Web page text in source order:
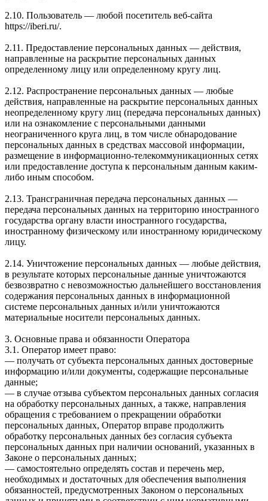
2.10. Пользователь — любой посетитель веб-сайта
https://iberi.ru/.
2.11. Предоставление персональных данных — действия,
направленные на раскрытие персональных данных
определенному лицу или определенному кругу лиц.
2.12. Распространение персональных данных — любые
действия, направленные на раскрытие персональных данных
неопределенному кругу лиц (передача персональных данных)
или на ознакомление с персональными данными
неограниченного круга лиц, в том числе обнародование
персональных данных в средствах массовой информации,
размещение в информационно-телекоммуникационных сетях
или предоставление доступа к персональным данным каким-
либо иным способом.
2.13. Трансграничная передача персональных данных —
передача персональных данных на территорию иностранного
государства органу власти иностранного государства,
иностранному физическому или иностранному юридическому
лицу.
2.14. Уничтожение персональных данных — любые действия,
в результате которых персональные данные уничтожаются
безвозвратно с невозможностью дальнейшего восстановления
содержания персональных данных в информационной
системе персональных данных и/или уничтожаются
материальные носители персональных данных.
3. Основные права и обязанности Оператора
3.1. Оператор имеет право:
— получать от субъекта персональных данных достоверные
информацию и/или документы, содержащие персональные
данные;
— в случае отзыва субъектом персональных данных согласия
на обработку персональных данных, а также, направления
обращения с требованием о прекращении обработки
персональных данных, Оператор вправе продолжить
обработку персональных данных без согласия субъекта
персональных данных при наличии оснований, указанных в
Законе о персональных данных;
— самостоятельно определять состав и перечень мер,
необходимых и достаточных для обеспечения выполнения
обязанностей, предусмотренных Законом о персональных